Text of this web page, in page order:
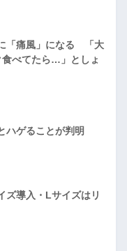
「痛風」になる 「大
べてたら…」としょ
ハゲることが判明
ズ導入・Lサイズはリ